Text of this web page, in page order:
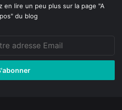
en lire un peu plus sur la page "A
du blog